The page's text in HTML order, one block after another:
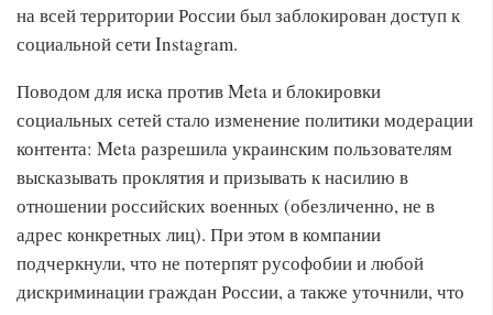
на всей территории России был заблокирован доступ к
социальной сети Instagram.
Поводом для иска против Meta и блокировки
социальных сетей стало изменение политики модерации
контента: Meta разрешила украинским пользователям
высказывать проклятия и призывать к насилию в
отношении российских военных (обезличенно, не в
адрес конкретных лиц). При этом в компании
подчеркнули, что не потерпят русофобии и любой
дискриминации граждан России, а также уточнили, что